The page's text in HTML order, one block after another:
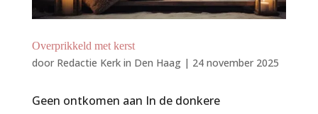
Overprikkeld met kerst
door Redactie Kerk in Den Haag| 24 november 2025
Geen ontkomen aan In de donkere